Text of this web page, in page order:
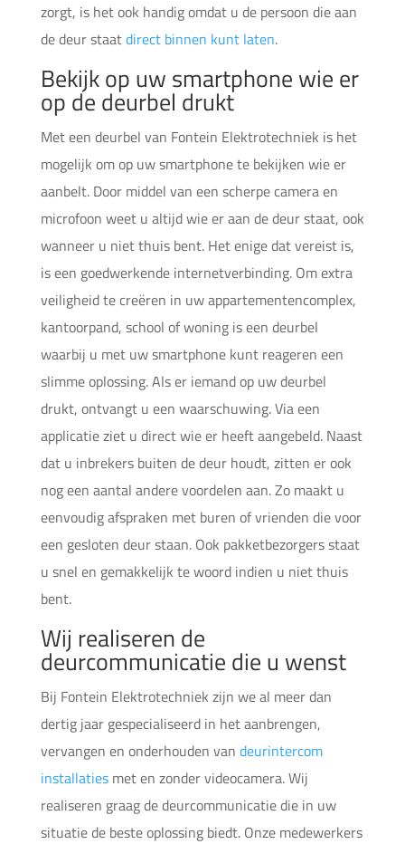
zorgt, is het ook handig omdat u de persoon die aan
de deur staatdirect binnen kunt laten.
Bekijk op uw smartphone wie er
op de deurbel drukt
Met een deurbel van Fontein Elektrotechniek is het
mogelijk om op uw smartphone te bekijken wie er
aanbelt. Door middel van een scherpe camera en
microfoon weet u altijd wie er aan de deur staat, ook
wanneer u niet thuis bent. Het enige dat vereist is,
is een goedwerkende internetverbinding. Om extra
veiligheid te creëren in uw appartementencomplex,
kantoorpand, school of woning is een deurbel
waarbij u met uw smartphone kunt reageren een
slimme oplossing. Als er iemand op uw deurbel
drukt, ontvangt u een waarschuwing. Via een
applicatie ziet u direct wie er heeft aangebeld. Naast
dat u inbrekers buiten de deur houdt, zitten er ook
nog een aantal andere voordelen aan. Zo maakt u
eenvoudig afspraken met buren of vrienden die voor
een gesloten deur staan. Ook pakketbezorgers staat
u snel en gemakkelijk te woord indien u niet thuis
bent.
Wij realiseren de
deurcommunicatie die u wenst
Bij Fontein Elektrotechniek zijn we al meer dan
dertig jaar gespecialiseerd in het aanbrengen,
vervangen en onderhouden van deurintercom
installatiesmet en zonder videocamera. Wij
realiseren graag de deurcommunicatie die in uw
situatie de beste oplossing biedt. Onze medewerkers